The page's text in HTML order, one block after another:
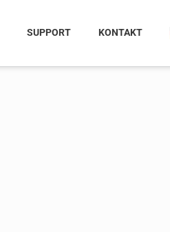
SUPPORT KONTAKT